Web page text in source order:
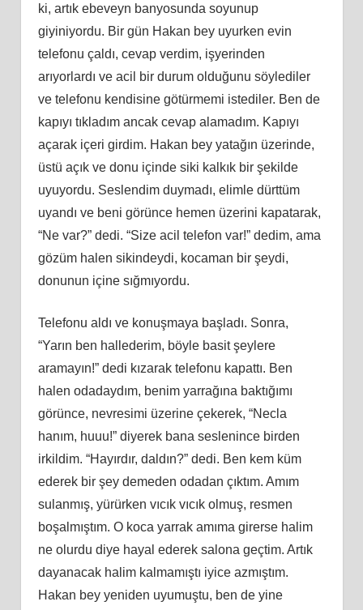
ki, artık ebeveyn banyosunda soyunup
giyiniyordu. Bir gün Hakan bey uyurken evin
telefonu çaldı, cevap verdim, işyerinden
arıyorlardı ve acil bir durum olduğunu söylediler
ve telefonu kendisine götürmemi istediler. Ben de
kapıyı tıkladım ancak cevap alamadım. Kapıyı
açarak içeri girdim. Hakan bey yatağın üzerinde,
üstü açık ve donu içinde siki kalkık bir şekilde
uyuyordu. Seslendim duymadı, elimle dürttüm
uyandı ve beni görünce hemen üzerini kapatarak,
“Ne var?” dedi. “Size acil telefon var!” dedim, ama
gözüm halen sikindeydi, kocaman bir şeydi,
donunun içine sığmıyordu.
Telefonu aldı ve konuşmaya başladı. Sonra,
“Yarın ben hallederim, böyle basit şeylere
aramayın!” dedi kızarak telefonu kapattı. Ben
halen odadaydım, benim yarrağına baktığımı
görünce, nevresimi üzerine çekerek, “Necla
hanım, huuu!” diyerek bana seslenince birden
irkildim. “Hayırdır, daldın?” dedi. Ben kem küm
ederek bir şey demeden odadan çıktım. Amım
sulanmış, yürürken vıcık vıcık olmuş, resmen
boşalmıştım. O koca yarrak amıma girerse halim
ne olurdu diye hayal ederek salona geçtim. Artık
dayanacak halim kalmamıştı iyice azmıştım.
Hakan bey yeniden uyumuştu, ben de yine